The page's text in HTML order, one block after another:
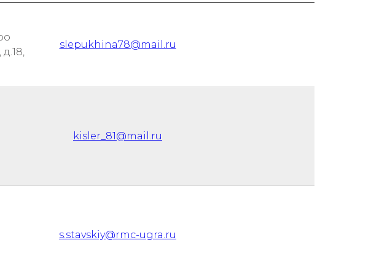
slepukhina78@mail.ru
kisler_81@mail.ru
s.stavskiy@rmc-ugra.ru